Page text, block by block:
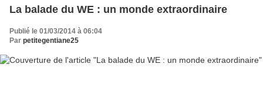
La balade du WE : un monde extraordinaire
Publié le 01/03/2014 à 06:04
Par petitegentiane25